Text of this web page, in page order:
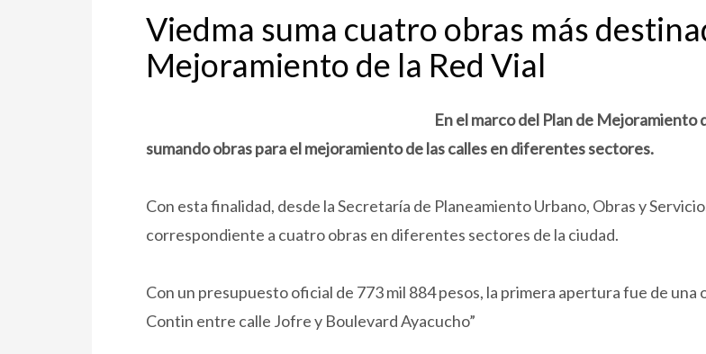
Viedma suma cuatro obras más
Mejoramiento de la Red Vial
En el marco del Plan de Mejoramiento
sumando obras para el mejoramiento de las calles en diferentes sectores.
Con esta finalidad, desde la Secretaría de Planeamiento Urbano, Obras y
correspondiente a cuatro obras en diferentes sectores de la ciudad.
Con un presupuesto oficial de 773 mil 884 pesos, la primera apertura fue de
Contin entre calle Jofre y Boulevard Ayacucho”